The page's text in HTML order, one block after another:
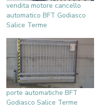
vendita motore cancello
automatico BFT Godiasco
Salice Terme
porte automatiche BFT
Godiasco Salice Terme